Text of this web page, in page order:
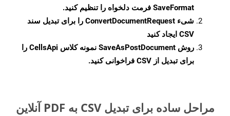
SaveFormat فرمت دلخواه را تنظیم کنید.
شیء ConvertDocumentRequest را برای تبدیل سند
CSV ایجاد کنید
روش SaveAsPostDocument
نمونه کلاس CellsApi را
برای تبدیل از CSV فراخوانی کنید.
مراحل ساده برای تبدیل CSV به PDF آنلاین